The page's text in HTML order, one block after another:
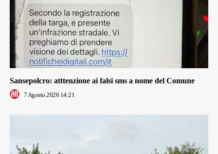
Sansepolcro: atttenzione ai falsi sms a nome del Comune
7 Agosto 2026 14:21